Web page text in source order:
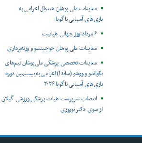
معاینات ملی پوشان هندبال اعزامی به
بازی‌های آسیایی ناگویا
۶ مرداد؛روز جهانی هپاتیت
معاینات ملی پوشان جوجیتسو و وزنه‌برداری
معاینات تخصصی پزشکی ملی‌پوشان تیم‌های
تکواندو و ووشو (ساندا) اعزامی به بیستمین دوره
بازی‌های آسیایی ناگویا ۲۰۲۶
انتصاب سرپرست هیات پزشکی ورزشی گیلان
از سوی دکتر نوروزی